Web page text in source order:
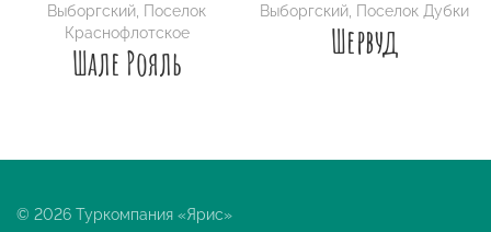
Выборгский Поселок
Краснофлотское
Шале Рояль
Выборгский, Поселок Дубки
Шервуд
© 2026 Туркомпания «Ярис»